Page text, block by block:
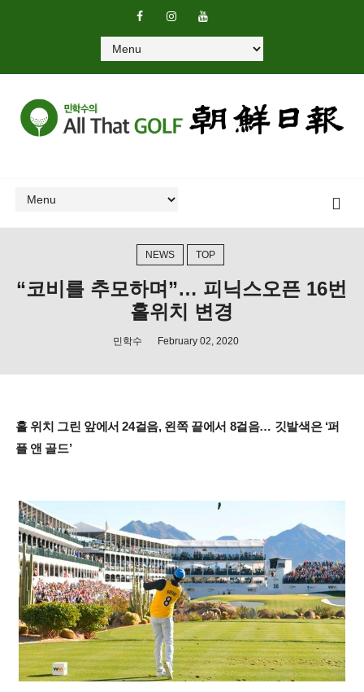
NEWS TOP
“코비를 추모하며”… 피닉스오픈 16번
홀위치 변경
민학수 February 02, 2020
홀 위치 그린 앞에서 24걸음, 왼쪽 끝에서 8걸음… 깃발색은 ‘퍼
플 앤 골드’